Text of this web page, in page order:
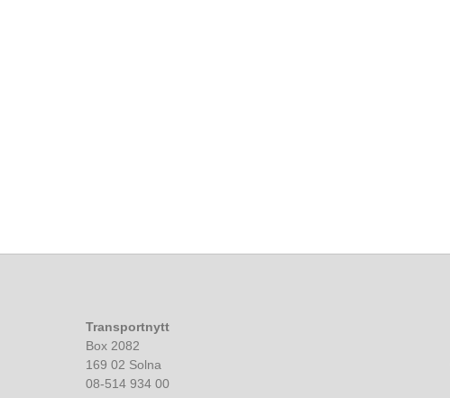
Transportnytt
Box 2082
169 02 Solna
08-514 934 00